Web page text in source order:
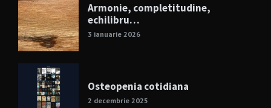
Armonie, completitudine,
echilibru…
3 ianuarie 2026
Osteopenia cotidiana
2 decembrie 2025